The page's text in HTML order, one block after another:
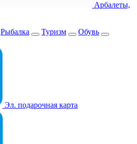
Арбалеты,
Рыбалка Туризм
Обувь
Эл. подарочная карта